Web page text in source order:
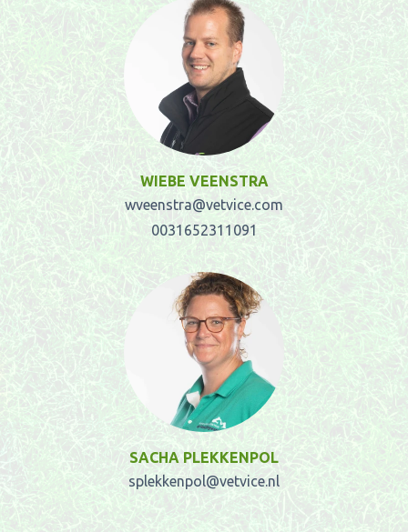
WIEBE VEENSTRA
wveenstra@vetvice.com
0031652311091
SACHA PLEKKENPOL
splekkenpol@vetvice.nl